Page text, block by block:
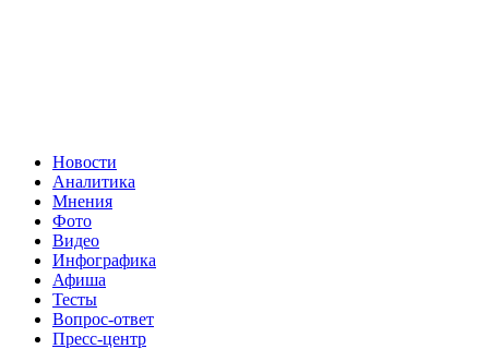
Новости
Аналитика
Мнения
Фото
Видео
Инфографика
Афиша
Тесты
Вопрос-ответ
Пресс-центр